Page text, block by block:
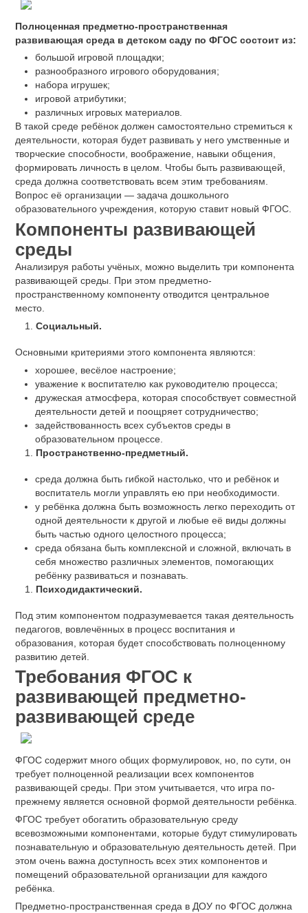
Полноценная предметно-пространственная
развивающая среда в детском саду по ФГОС состоит из:
большой игровой площадки;
разнообразного игрового оборудования;
набора игрушек;
игровой атрибутики;
различных игровых материалов.
В такой среде ребёнок должен самостоятельно стремиться к
деятельности, которая будет развивать у него умственные и
творческие способности, воображение, навыки общения,
формировать личность в целом. Чтобы быть развивающей,
среда должна соответствовать всем этим требованиям.
Вопрос её организации — задача дошкольного
образовательного учреждения, которую ставит новый ФГОС.
Компоненты развивающей
среды
Анализируя работы учёных, можно выделить три компонента
развивающей среды. При этом предметно-
пространственному компоненту отводится центральное
место.
Социальный.
Основными критериями этого компонента являются:
хорошее, весёлое настроение;
уважение к воспитателю как руководителю процесса;
дружеская атмосфера, которая способствует совместной
деятельности детей и поощряет сотрудничество;
задействованность всех субъектов среды в
образовательном процессе.
Пространственно-предметный.
среда должна быть гибкой настолько, что и ребёнок и
воспитатель могли управлять ею при необходимости.
у ребёнка должна быть возможность легко переходить от
одной деятельности к другой и любые её виды должны
быть частью одного целостного процесса;
среда обязана быть комплексной и сложной, включать в
себя множество различных элементов, помогающих
ребёнку развиваться и познавать.
Психодидактический.
Под этим компонентом подразумевается такая деятельность
педагогов, вовлечённых в процесс воспитания и
образования, которая будет способствовать полноценному
развитию детей.
Требования ФГОС к
развивающей предметно-
развивающей среде
ФГОС содержит много общих формулировок, но, по сути, он
требует полноценной реализации всех компонентов
развивающей среды. При этом учитывается, что игра по-
прежнему является основной формой деятельности ребёнка.
ФГОС требует обогатить образовательную среду
всевозможными компонентами, которые будут стимулировать
познавательную и образовательную деятельность детей. При
этом очень важна доступность всех этих компонентов и
помещений образовательной организации для каждого
ребёнка.
Предметно-пространственная среда в ДОУ по ФГОС должна